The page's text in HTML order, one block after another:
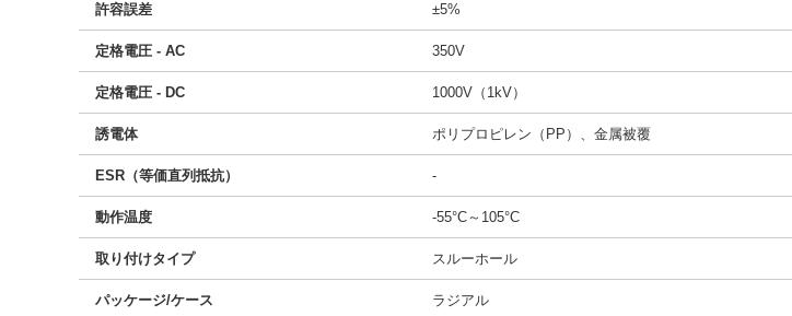
許容誤差 ±5%
定格電圧 - AC 350V
定格電圧 - DC 1000V（1kV）
誘電体 ポリプロピレン（PP）、金属被覆
ESR（等価直列抵抗） -
動作温度 -55°C～105°C
取り付けタイプ スルーホール
パッケージ/ケース ラジアル